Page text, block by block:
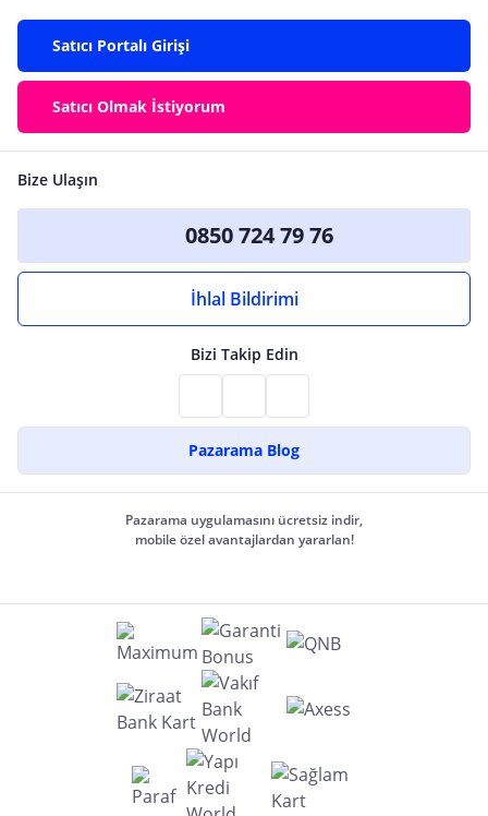
Satıcı Portalı Girişi
Satıcı Olmak İstiyorum
Bize Ulaşın
0850 724 79 76
İhlal Bildirimi
Bizi Takip Edin
Pazarama Blog
Pazarama uygulamasını ücretsiz indir,
mobile özel avantajlardan yararlan!